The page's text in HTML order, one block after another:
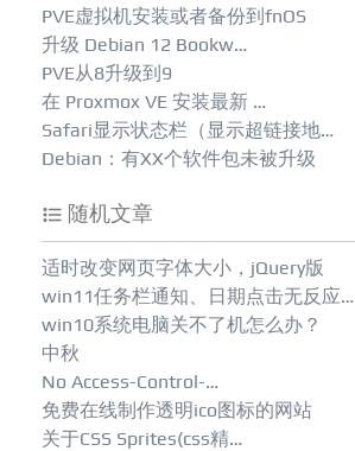
PVE虚拟机安装或者备份到fnOS
升级 Debian 12 Bookw…
PVE从8升级到9
在 Proxmox VE 安装最新 …
Safari显示状态栏（显示超链接地…
Debian：有XX个软件包未被升级
随机文章
适时改变网页字体大小，jQuery版
win11任务栏通知、日期点击无反应…
win10系统电脑关不了机怎么办？
中秋
No Access-Control-…
免费在线制作透明ico图标的网站
关于CSS Sprites(css精…